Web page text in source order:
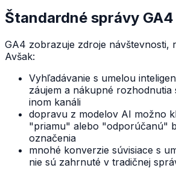
Štandardné správy
GA4 zobrazuje zdroje návštevnosti,
Avšak:
Vyhľadávanie s umelou
záujem a nákupné rozhodnutia
inom kanáli
dopravu z modelov AI možno
"priamu" alebo "odporúčanú"
označenia
mnohé konverzie súvisiace s
nie sú zahrnuté v tradičnej